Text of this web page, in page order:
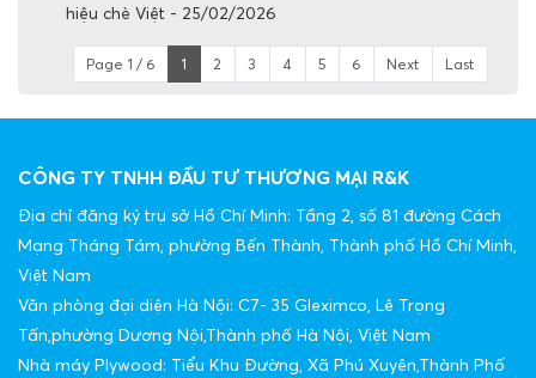
hiệu chè Việt - 25/02/2026
Page 1 / 6 1 2 3 4 5 6 Next Last
CÔNG TY TNHH ĐẦU TƯ THƯƠNG MẠI R&K
Địa chỉ đăng ký trụ sở Hồ Chí Minh: Tầng 2, số 81 đường Cách
Mạng Tháng Tám, phường Bến Thành, Thành phố Hồ Chí Minh,
Việt Nam
Văn phòng đại diện Hà Nội: C7- 35 Gleximco, Lê Trọng
Tấn,phường Dương Nội,Thành phố Hà Nội, Việt Nam
Nhà máy Plywood: Tiểu Khu Đường, Xã Phú Xuyên,Thành Phố